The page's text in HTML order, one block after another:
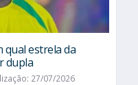
qual estrela da
dupla
27/07/2026